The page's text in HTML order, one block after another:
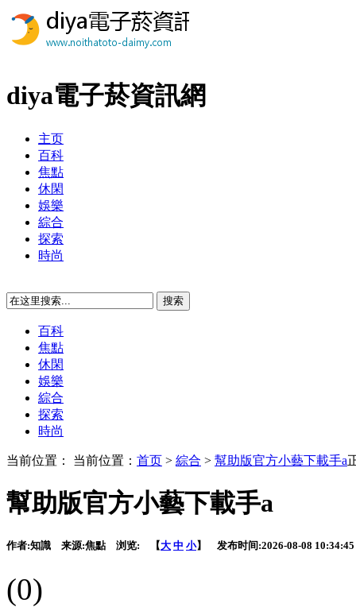
diya電子菸資訊網
主页
百科
焦點
休閑
娛樂
綜合
探索
時尚
百科
焦點
休閑
娛樂
綜合
探索
時尚
当前位置： 当前位置： 首页 > 綜合 > 幫助版官方小藝下載手a
幫助版官方小藝下載手a
作者:知識 来源:焦點 浏览: 【大 中 小】 发布时间:2026-08-08 10:34:45
(0)